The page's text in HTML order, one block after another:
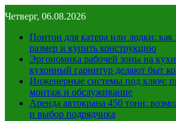
к
содержимому
Четверг, 06.08.2026
Понтон для катера или лодки: как
размер и купить конструкцию
Эргономика рабочей зоны на
кухонный гарнитур делают быт
Инженерные системы под ключ:
монтаж и обслуживание
Аренда автокрана 450 тонн:
и выбор подрядчика